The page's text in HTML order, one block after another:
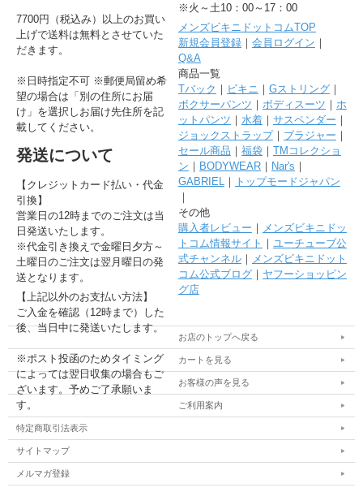
7700円（税込み）以上のお買い
上げで送料は無料とさせていた
だきます。
※日時指定不可 ※郵便局留め希
望の場合は「別の住所にお届
け」を選択しお届け先住所を記
載してください。
発送について
【クレジットカード払い・代金
引換】
営業日の12時までのご注文は当
日発送いたします。
※代金引き換えで金曜日夕方～
土曜日のご注文は翌月曜日の発
送となります。
【上記以外のお支払い方法】
ご入金を確認（12時まで）した
後、当日中に発送いたします。
※ポスト投函のためタイミング
によっては翌日収集の場合もご
ざいます。予めご了承願いま
す。
※火～土10：00～17：00
メンズビキニドットコムTOP
新規会員登録｜ 会員ログイン ｜
Q&A
商品一覧
Tバック ｜ ビキニ ｜ Gストリング｜
ボクサーパンツ ｜ ボディスーツ ｜ ホ
ットパンツ ｜ 水着｜ サスペンダー ｜
ジョックストラップ｜ ブラジャー ｜
セール商品 ｜ 福袋｜ TMコレクショ
ン ｜ BODYWEAR｜ Nar's ｜
GABRIEL｜
トップモードジャパン
｜
その他
購入者レビュー ｜ メンズビキニドッ
トコム情報サイト ｜ ユーチューブ公
式チャンネル｜ メンズビキニドット
コム公式ブログ｜ ヤフーショッピン
グ店
お店のトップへ戻る
カートを見る
お客様の声を見る
ご利用案内
特定商取引法表示
サイトマップ
メルマガ登録